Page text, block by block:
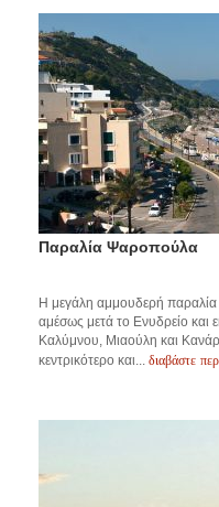
Παραλία Ψαροπούλα
Η μεγάλη αμμουδερή παραλία
αμέσως μετά το Ενυδρείο και
Καλύμνου, Μιαούλη και
κεντρικότερο και... διαβάστε